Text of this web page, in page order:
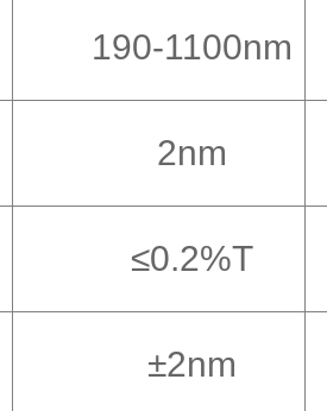
190-1100nm
2nm
≤0.2%T
±2nm